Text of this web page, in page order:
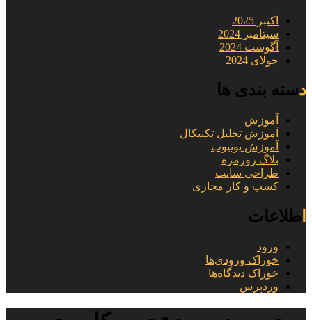
اکتبر 2025
سپتامبر 2024
آگوست 2024
جولای 2024
دسته بندی ها
آموزش
آموزش تحلیل تکنیکال
آموزش یوتیوب
بلاگ روزمره
طراحی سایت
کسب و کار مجازی
اطلاعات
ورود
خوراک ورودی‌ها
خوراک دیدگاه‌ها
وردپرس